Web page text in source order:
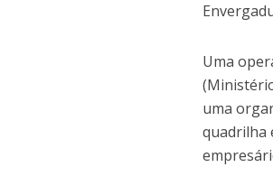
Uma
uma
quadrilha